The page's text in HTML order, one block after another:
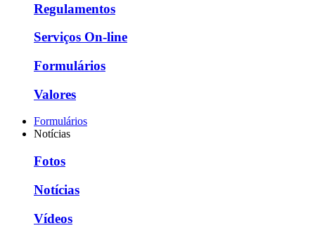
Regulamentos
Serviços On-line
Formulários
Valores
Formulários
Notícias
Fotos
Notícias
Vídeos